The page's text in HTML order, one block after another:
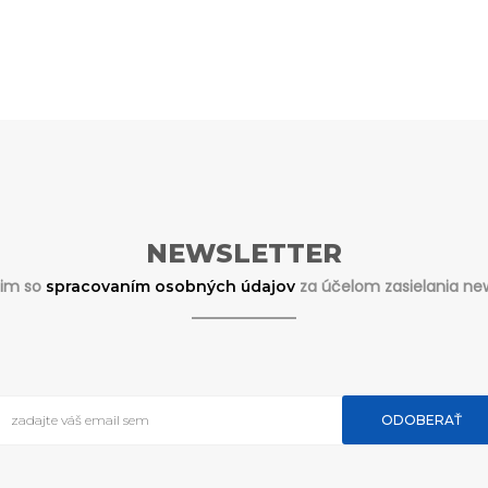
NEWSLETTER
so spracovaním osobných údajov za účelom zasielania
ODOBERAŤ